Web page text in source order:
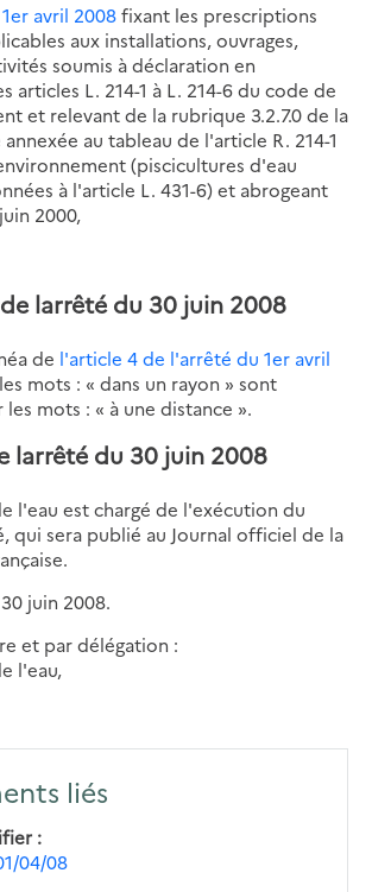
avril 2008fixant les prescriptions
aux installations, ouvrages,
soumis à déclaration en
articles L. 214-1 à L. 214-6 du code de
et relevant de la rubrique 3.2.7.0 de la
au tableau de l'article R. 214-1
(piscicultures d'eau
à l'article L. 431-6) et abrogeant
2000,
larrêté du 30 juin 2008
de l'article 4 de l'arrêté du 1er avril
mots : « dans un rayon » sont
mots : « à une distance ».
larrêté du 30 juin 2008
l'eau est chargé de l'exécution du
qui sera publié au Journal officiel de la
juin 2008.
et par délégation :
l'eau,
liés
04/08